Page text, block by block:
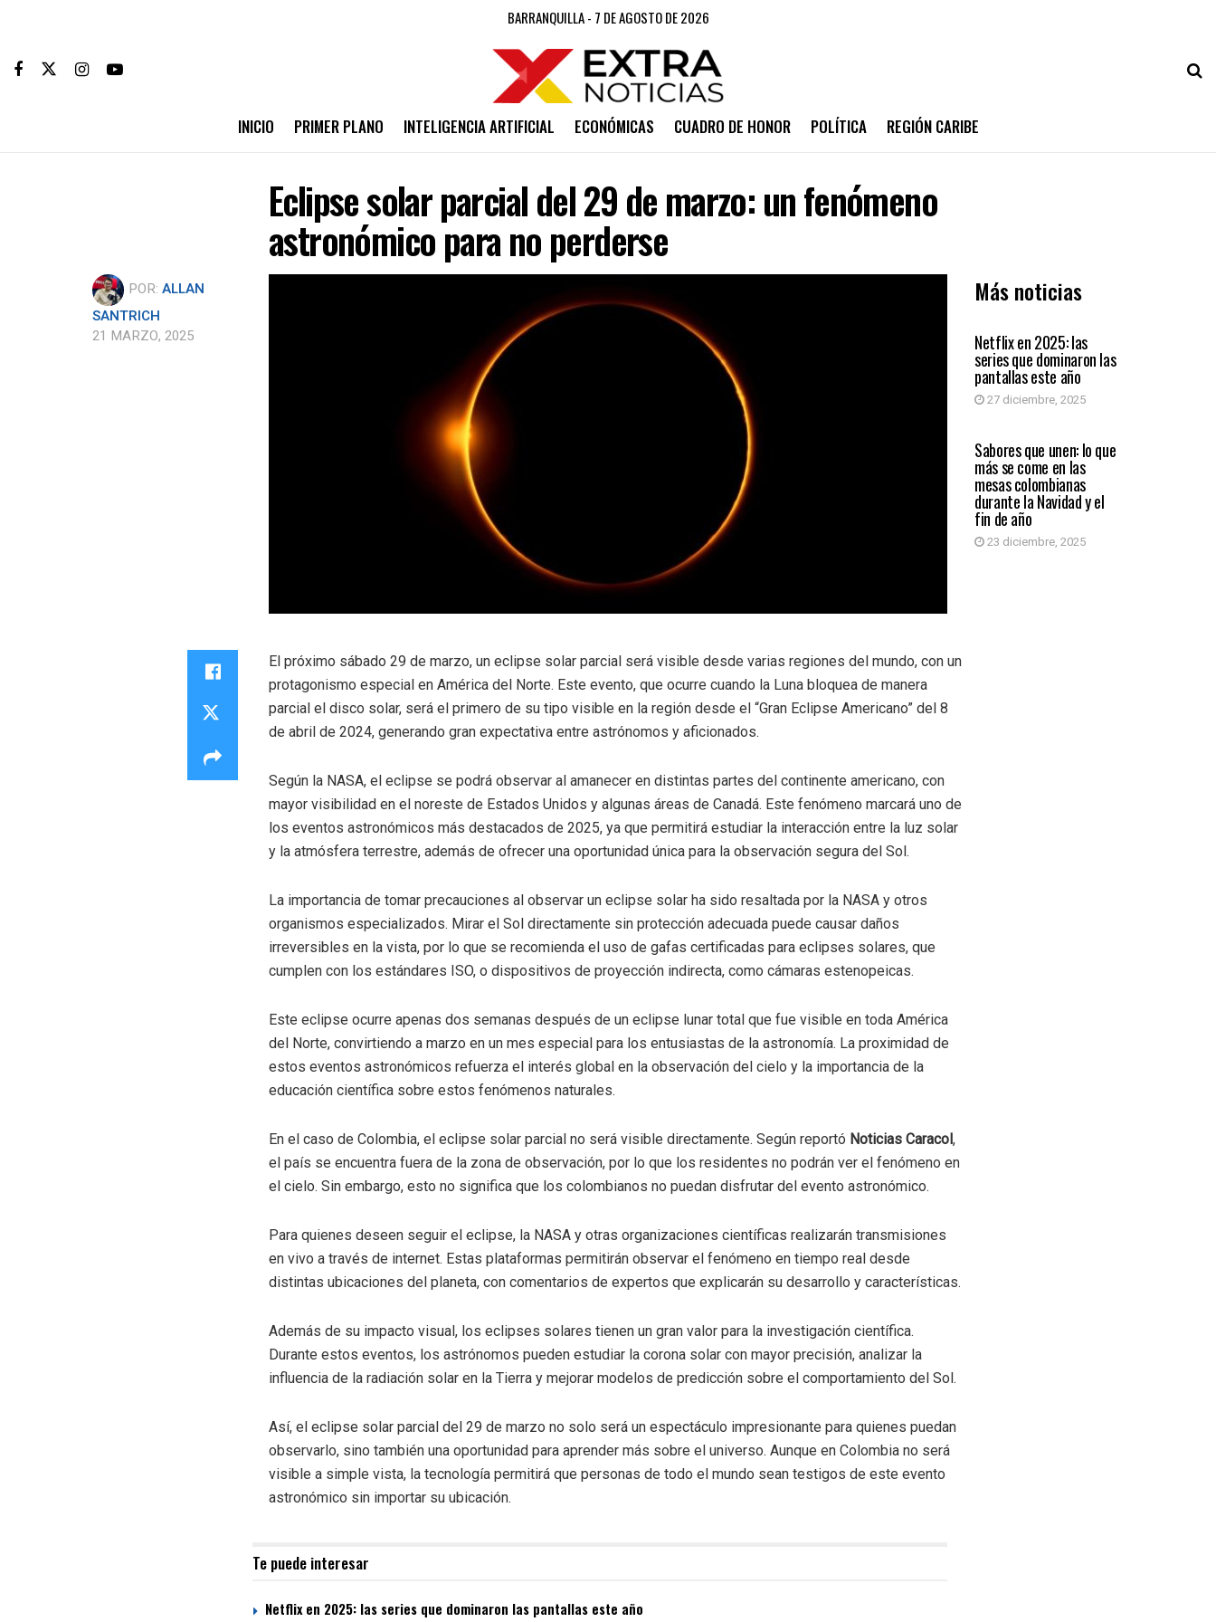
BARRANQUILLA - 7 DE AGOSTO DE 2026
INICIO PRIMER PLANO INTELIGENCIA ARTIFICIAL ECONÓMICAS CUADRO DE HONOR POLÍTICA REGIÓN CARIBE
Eclipse solar parcial del 29 de marzo: un fenómeno
astronómico para no perderse
POR: ALLAN
SANTRICH
21 MARZO, 2025
Más noticias
ENTRETENIMIENTO
Netflix en 2025: las
series que dominaron las
pantallas este año
27 diciembre, 2025
GENERALES
Sabores que unen: lo que
más se come en las
mesas colombianas
durante la Navidad y el
fin de año
23 diciembre, 2025
El próximo sábado 29 de marzo, un eclipse solar parcial será visible desde varias regiones del mundo, con un
protagonismo especial en América del Norte. Este evento, que ocurre cuando la Luna bloquea de manera
parcial el disco solar, será el primero de su tipo visible en la región desde el “Gran Eclipse Americano” del 8
de abril de 2024, generando gran expectativa entre astrónomos y aficionados.
Según la NASA, el eclipse se podrá observar al amanecer en distintas partes del continente americano, con
mayor visibilidad en el noreste de Estados Unidos y algunas áreas de Canadá. Este fenómeno marcará uno de
los eventos astronómicos más destacados de 2025, ya que permitirá estudiar la interacción entre la luz solar
y la atmósfera terrestre, además de ofrecer una oportunidad única para la observación segura del Sol.
La importancia de tomar precauciones al observar un eclipse solar ha sido resaltada por la NASA y otros
organismos especializados. Mirar el Sol directamente sin protección adecuada puede causar daños
irreversibles en la vista, por lo que se recomienda el uso de gafas certificadas para eclipses solares, que
cumplen con los estándares ISO, o dispositivos de proyección indirecta, como cámaras estenopeicas.
Este eclipse ocurre apenas dos semanas después de un eclipse lunar total que fue visible en toda América
del Norte, convirtiendo a marzo en un mes especial para los entusiastas de la astronomía. La proximidad de
estos eventos astronómicos refuerza el interés global en la observación del cielo y la importancia de la
educación científica sobre estos fenómenos naturales.
En el caso de Colombia, el eclipse solar parcial no será visible directamente. Según reportó Noticias Caracol,
el país se encuentra fuera de la zona de observación, por lo que los residentes no podrán ver el fenómeno en
el cielo. Sin embargo, esto no significa que los colombianos no puedan disfrutar del evento astronómico.
Para quienes deseen seguir el eclipse, la NASA y otras organizaciones científicas realizarán transmisiones
en vivo a través de internet. Estas plataformas permitirán observar el fenómeno en tiempo real desde
distintas ubicaciones del planeta, con comentarios de expertos que explicarán su desarrollo y características.
Además de su impacto visual, los eclipses solares tienen un gran valor para la investigación científica.
Durante estos eventos, los astrónomos pueden estudiar la corona solar con mayor precisión, analizar la
influencia de la radiación solar en la Tierra y mejorar modelos de predicción sobre el comportamiento del Sol.
Así, el eclipse solar parcial del 29 de marzo no solo será un espectáculo impresionante para quienes puedan
observarlo, sino también una oportunidad para aprender más sobre el universo. Aunque en Colombia no será
visible a simple vista, la tecnología permitirá que personas de todo el mundo sean testigos de este evento
astronómico sin importar su ubicación.
Te puede interesar
Netflix en 2025: las series que dominaron las pantallas este año